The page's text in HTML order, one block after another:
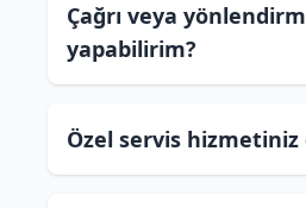
Çağrı veya
yapabilirim?
Özel servis